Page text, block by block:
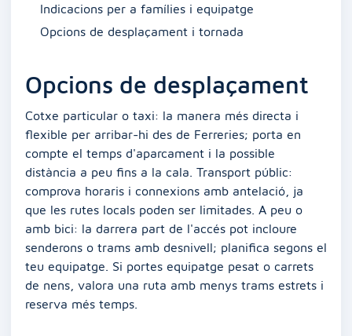
Indicacions per a famílies i equipatge
Opcions de desplaçament i tornada
Opcions de desplaçament
Cotxe particular o taxi: la manera més directa i
flexible per arribar-hi des de Ferreries; porta en
compte el temps d'aparcament i la possible
distància a peu fins a la cala. Transport públic:
comprova horaris i connexions amb antelació, ja
que les rutes locals poden ser limitades. A peu o
amb bici: la darrera part de l'accés pot incloure
senderons o trams amb desnivell; planifica segons el
teu equipatge. Si portes equipatge pesat o carrets
de nens, valora una ruta amb menys trams estrets i
reserva més temps.